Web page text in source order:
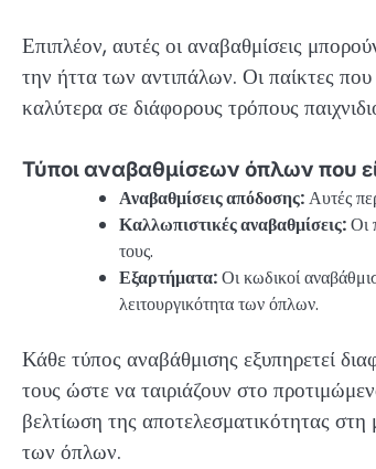
Επιπλέον, αυτές οι αναβαθμίσεις
την ήττα των αντιπάλων. Οι παίκτες
καλύτερα σε διάφορους τρόπους
Τύποι αναβαθμίσεων όπλων που
Αναβαθμίσεις απόδοσης:Αυτές
Καλλωπιστικές αναβαθμίσεις:Οι
τους.
Εξαρτήματα:Οι κωδικοί
λειτουργικότητα των όπλων.
Κάθε τύπος αναβάθμισης εξυπηρετεί
τους ώστε να ταιριάζουν στο
βελτίωση της αποτελεσματικότητας
των όπλων.